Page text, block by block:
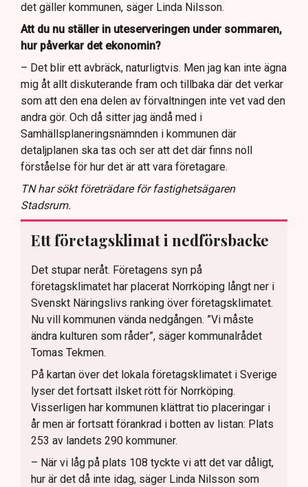
det gäller kommunen, säger Linda Nilsson.
Att du nu ställer in uteserveringen under sommaren,
hur påverkar det ekonomin?
– Det blir ett avbräck, naturligtvis. Men jag kan inte ägna
mig åt allt diskuterande fram och tillbaka där det verkar
som att den ena delen av förvaltningen inte vet vad den
andra gör. Och då sitter jag ändå med i
Samhällsplaneringsnämnden i kommunen där
detaljplanen ska tas och ser att det där finns noll
förståelse för hur det är att vara företagare.
TN har sökt företrädare för fastighetsägaren
Stadsrum.
Ett företagsklimat i nedförsbacke
Det stupar neråt. Företagens syn på
företagsklimatet har placerat Norrköping långt ner i
Svenskt Näringslivs ranking över företagsklimatet.
Nu vill kommunen vända nedgången. ”Vi måste
ändra kulturen som råder”, säger kommunalrådet
Tomas Tekmen.
På kartan över det lokala företagsklimatet i Sverige
lyser det fortsatt ilsket rött för Norrköping.
Visserligen har kommunen klättrat tio placeringar i
år men är fortsatt förankrad i botten av listan: Plats
253 av landets 290 kommuner.
– När vi låg på plats 108 tyckte vi att det var dåligt,
hur är det då inte idag, säger Linda Nilsson som